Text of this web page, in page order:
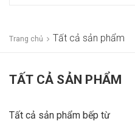
Trang chủ Tất cả sản phẩm
TẤT CẢ SẢN PHẨM
Tất cả sản phẩm bếp từ